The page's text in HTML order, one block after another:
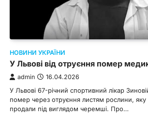
НОВИНИ УКРАЇНИ
У Львові від отруєння помер
admin 16.04.2026
У Львові 67-річний спортивний лікар
помер через отруєння листям рослини, яку
продали під виглядом черемші. Про…